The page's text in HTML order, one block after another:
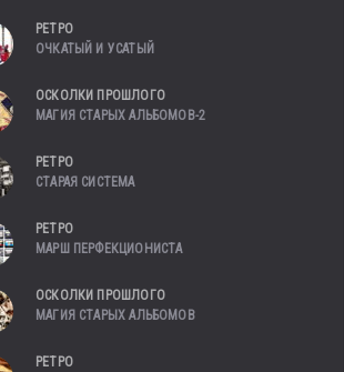
РЕТРО
ОЧКАТЫЙ И УСАТЫЙ
ОСКОЛКИ ПРОШЛОГО
МАГИЯ СТАРЫХ АЛЬБОМОВ-2
РЕТРО
СТАРАЯ СИСТЕМА
РЕТРО
МАРШ ПЕРФЕКЦИОНИСТА
ОСКОЛКИ ПРОШЛОГО
МАГИЯ СТАРЫХ АЛЬБОМОВ
РЕТРО